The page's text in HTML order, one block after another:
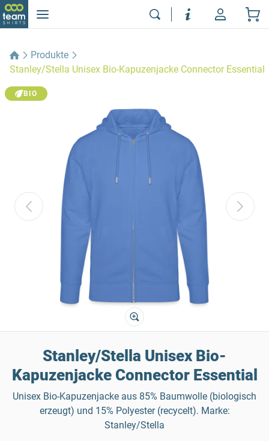
Produkte
Stanley/Stella Unisex Bio-Kapuzenjacke Connector Essential
BIO
Stanley/Stella Unisex Bio-
Kapuzenjacke Connector Essential
Unisex Bio-Kapuzenjacke aus 85% Baumwolle (biologisch
erzeugt) und 15% Polyester (recycelt). Marke:
Stanley/Stella